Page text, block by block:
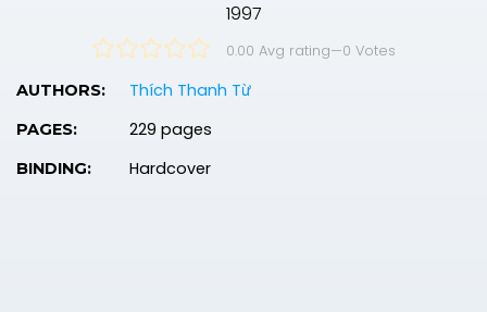
1997
0.00 Avg rating—0 Votes
AUTHORS: Thích Thanh Từ
PAGES: 229 pages
BINDING: Hardcover